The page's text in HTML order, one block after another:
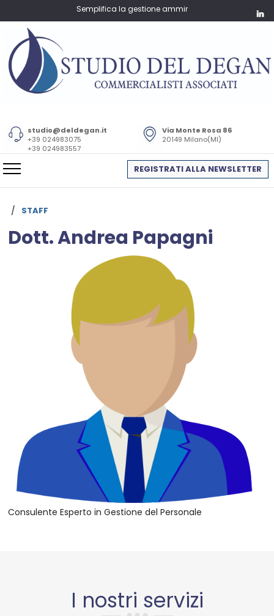
Semplifica la gestione amministrativa e fiscale della
Via Monte Rosa 86
20149 Milano(MI)
studio@deldegan.it
+39 024983075
+39 024983557
REGISTRATI ALLA NEWSLETTER
/ STAFF
Dott. Andrea Papagni
Consulente Esperto in Gestione del Personale
I nostri servizi